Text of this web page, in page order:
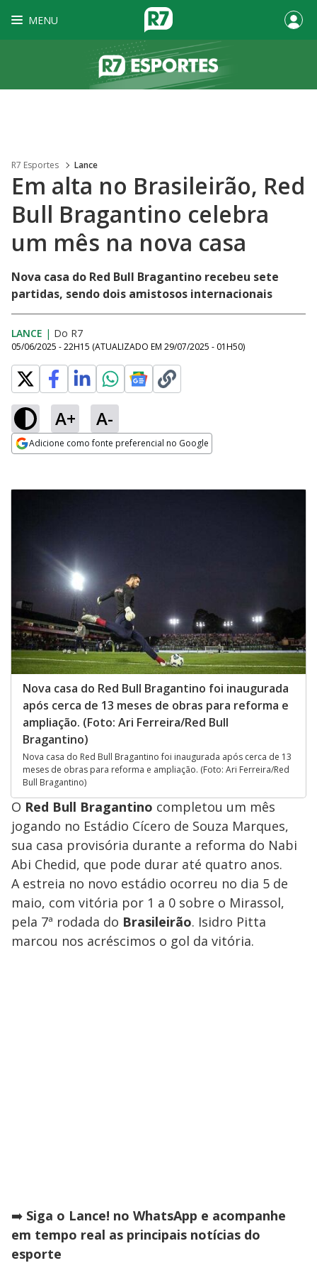
MENU
R7 Esportes Lance
Em alta no Brasileirão, Red
Bull Bragantino celebra
um mês na nova casa
Nova casa do Red Bull Bragantino recebeu sete
partidas, sendo dois amistosos internacionais
LANCE | Do R7
05/06/2025 - 22H15 (ATUALIZADO EM 29/07/2025 - 01H50)
A+ A-
Adicione como fonte preferencial no Google
Nova casa do Red Bull Bragantino foi inaugurada
após cerca de 13 meses de obras para reforma e
ampliação. (Foto: Ari Ferreira/Red Bull
Bragantino)
Nova casa do Red Bull Bragantino foi inaugurada após cerca de 13
meses de obras para reforma e ampliação. (Foto: Ari Ferreira/Red
Bull Bragantino)
O Red Bull Bragantino completou um mês
jogando no Estádio Cícero de Souza Marques,
sua casa provisória durante a reforma do Nabi
Abi Chedid, que pode durar até quatro anos.
A estreia no novo estádio ocorreu no dia 5 de
maio, com vitória por 1 a 0 sobre o Mirassol,
pela 7ª rodada do Brasileirão. Isidro Pitta
marcou nos acréscimos o gol da vitória.
➡️ Siga o Lance! no WhatsApp e acompanhe
em tempo real as principais notícias do
esporte